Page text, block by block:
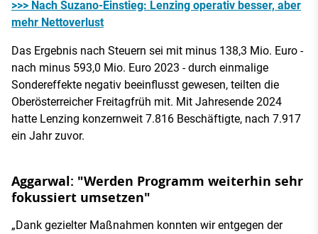
>>> Nach Suzano-Einstieg: Lenzing operativ besser, aber
mehr Nettoverlust
Das Ergebnis nach Steuern sei mit minus 138,3 Mio. Euro -
nach minus 593,0 Mio. Euro 2023 - durch einmalige
Sondereffekte negativ beeinflusst gewesen, teilten die
Oberösterreicher Freitagfrüh mit. Mit Jahresende 2024
hatte Lenzing konzernweit 7.816 Beschäftigte, nach 7.917
ein Jahr zuvor.
Aggarwal: "Werden Programm weiterhin sehr
fokussiert umsetzen"
„Dank gezielter Maßnahmen konnten wir entgegen der